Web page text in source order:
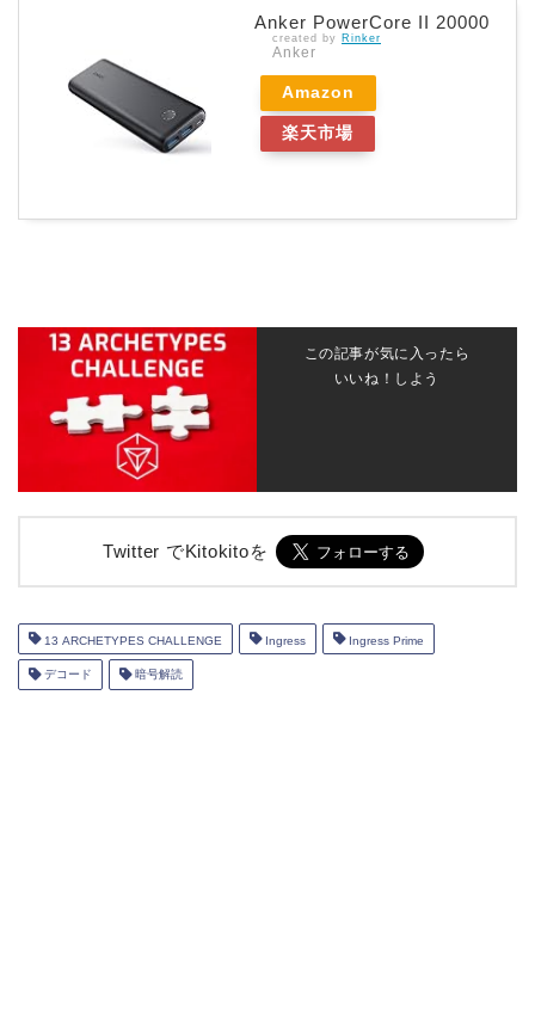
Anker PowerCore II 20000
created by Rinker
Anker
Amazon
楽天市場
この記事が気に入ったら
いいね！しよう
Twitter でKitokitoを
13 ARCHETYPES CHALLENGE Ingress Ingress Prime
デコード 暗号解読